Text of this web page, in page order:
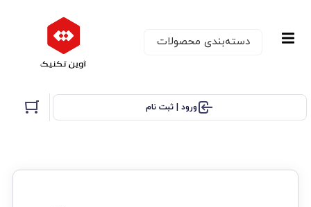
دسته‌بندی‌ محصولات
ورود | ثبت نام